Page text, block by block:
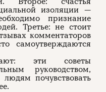
изоляции —
признание
Третье: не стоит
комментаторов
самоутверждаются
эти советы
руководством,
почувствовать